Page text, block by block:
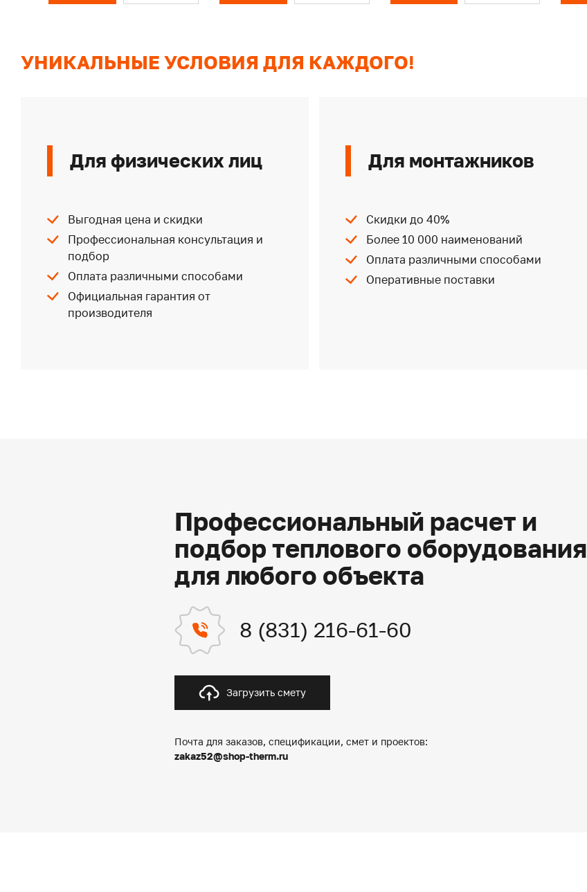
УНИКАЛЬНЫЕ УСЛОВИЯ ДЛЯ КАЖДОГО!
Для физических лиц
Выгодная цена и скидки
Профессиональная консультация и
подбор
Оплата различными способами
Официальная гарантия от
производителя
Для монтажников
Скидки до 40%
Более 10 000 наименований
Оплата различными способами
Оперативные поставки
Профессиональный расчет и
подбор теплового оборудования
для любого объекта
8 (831) 216-61-60
Загрузить смету
Почта для заказов, спецификации, смет и проектов:
zakaz52@shop-therm.ru